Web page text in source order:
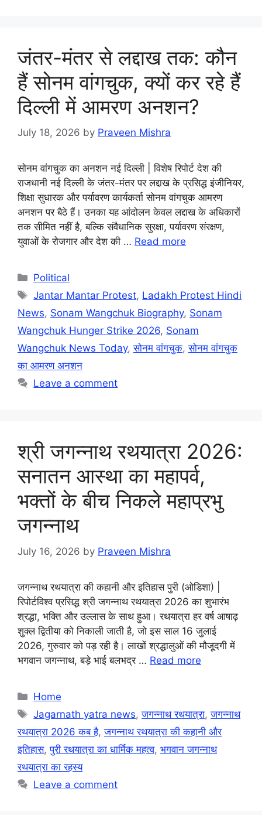
जंतर-मंतर से लद्दाख तक: कौन
हैं सोनम वांगचुक, क्यों कर रहे हैं
दिल्ली में आमरण अनशन?
July 18, 2026 by Praveen Mishra
सोनम वांगचुक का अनशन नई दिल्ली | विशेष रिपोर्ट देश की
राजधानी नई दिल्ली के जंतर-मंतर पर लद्दाख के प्रसिद्ध इंजीनियर,
शिक्षा सुधारक और पर्यावरण कार्यकर्ता सोनम वांगचुक आमरण
अनशन पर बैठे हैं। उनका यह आंदोलन केवल लद्दाख के अधिकारों
तक सीमित नहीं है, बल्कि संवैधानिक सुरक्षा, पर्यावरण संरक्षण,
युवाओं के रोजगार और देश की … Read more
Categories
Political
Tags
Jantar Mantar Protest, Ladakh Protest Hindi
News, Sonam Wangchuk Biography, Sonam
Wangchuk Hunger Strike 2026, Sonam
Wangchuk News Today,सोनम वांगचुक,सोनम वांगचुक
का आमरण अनशन
Leave a comment
श्री जगन्नाथ रथयात्रा 2026:
सनातन आस्था का महापर्व,
भक्तों के बीच निकले महाप्रभु
जगन्नाथ
July 16, 2026 by Praveen Mishra
जगन्नाथ रथयात्रा की कहानी और इतिहास पुरी (ओडिशा) |
रिपोर्टविश्व प्रसिद्ध श्री जगन्नाथ रथयात्रा 2026 का शुभारंभ
श्रद्धा, भक्ति और उल्लास के साथ हुआ। रथयात्रा हर वर्ष आषाढ़
शुक्ल द्वितीया को निकाली जाती है, जो इस साल 16 जुलाई
2026, गुरुवार को पड़ रही है। लाखों श्रद्धालुओं की मौजूदगी में
भगवान जगन्नाथ, बड़े भाई बलभद्र … Read more
Categories
Home
Tags
Jagarnath yatra news,जगन्नाथ रथयात्रा,जगन्नाथ
रथयात्रा 2026 कब है,जगन्नाथ रथयात्रा की कहानी और
इतिहास,पुरी रथयात्रा का धार्मिक महत्व, भगवान जगन्नाथ
रथयात्रा का रहस्य
Leave a comment